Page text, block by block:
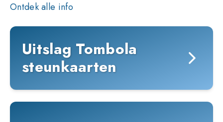
Ontdek alle info
Uitslag Tombola
steunkaarten